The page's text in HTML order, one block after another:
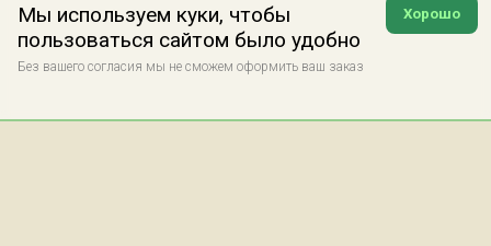
Хорошо
Мы используем куки, чтобы
пользоваться сайтом было удобно
Без вашего согласия мы не сможем оформить ваш заказ